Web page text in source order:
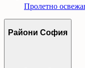
Пролетно
Райони София